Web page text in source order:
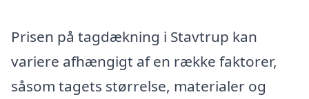
Prisen på tagdækning i Stavtrup kan
variere afhængigt af en række faktorer,
såsom tagets størrelse, materialer og